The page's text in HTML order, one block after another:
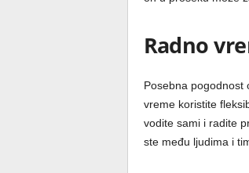
Radno
Posebna pogodnost
vreme koristite
vodite sami i radite
ste među ljudima i